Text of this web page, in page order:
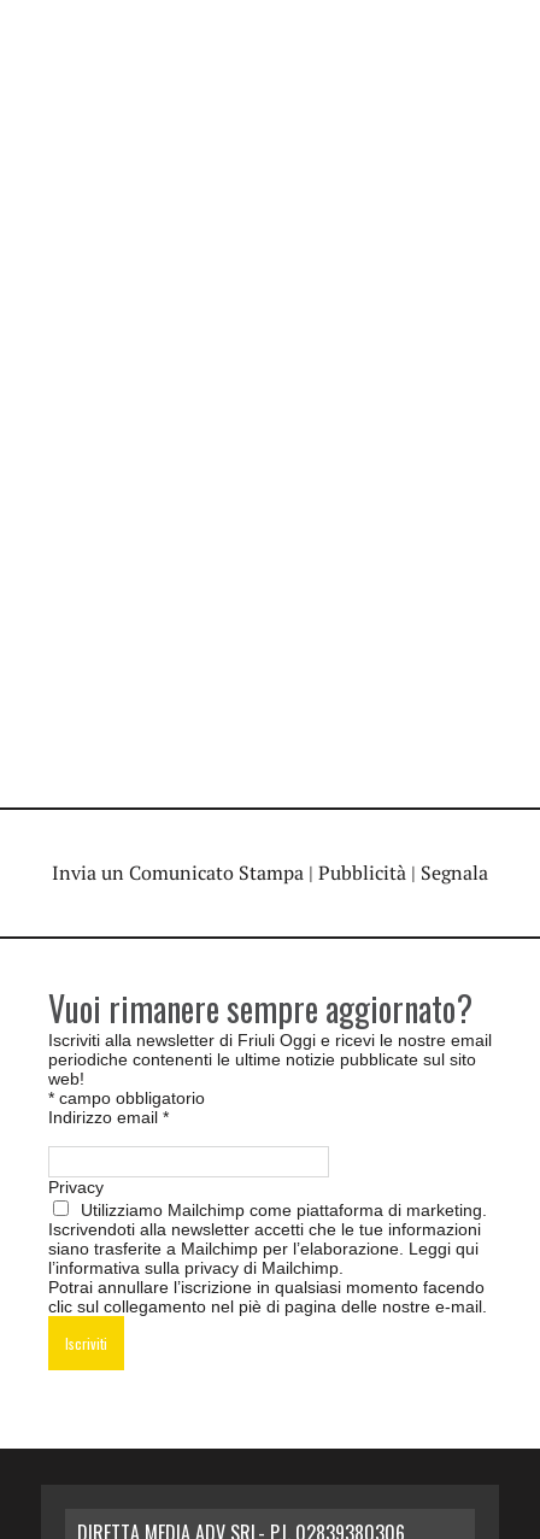
Invia un Comunicato Stampa | Pubblicità | Segnala
Vuoi rimanere sempre aggiornato?
Iscriviti alla newsletter di Friuli Oggi e ricevi le nostre email
periodiche contenenti le ultime notizie pubblicate sul sito
web!
* campo obbligatorio
Indirizzo email *
Privacy
Utilizziamo Mailchimp come piattaforma di marketing.
Iscrivendoti alla newsletter accetti che le tue informazioni
siano trasferite a Mailchimp per l’elaborazione. Leggi qui
l’informativa sulla privacy di Mailchimp
Potrai annullare l’iscrizione in qualsiasi momento facendo
clic sul collegamento nel piè di pagina delle nostre e-mail.
DIRETTA MEDIA ADV SRL- P.I. 02839380306